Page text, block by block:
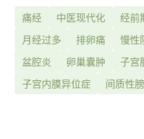
痛经
中医现代化
经前
月经过多
排卵痛 慢性
盆腔炎
卵巢囊肿 子宫
子宫内膜异位症
间质性